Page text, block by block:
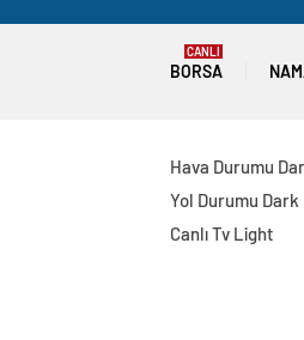
BORSA
CANLI
Hava Durumu
Yol Durumu Dark
Canlı Tv Light